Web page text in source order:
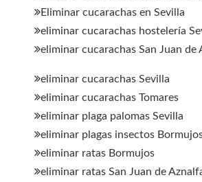
Eliminar cucarachas en Sevilla
eliminar cucarachas hostelería
eliminar cucarachas San Juan de
eliminar cucarachas Sevilla
eliminar cucarachas Tomares
eliminar plaga palomas Sevilla
eliminar plagas insectos
eliminar ratas Bormujos
eliminar ratas San Juan de